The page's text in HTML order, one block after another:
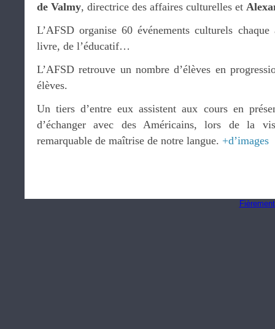
de Valmy, directrice des affaires culturelles et
L’AFSD organise 60 événements culturels
livre, de l’éducatif…
L’AFSD retrouve un nombre d’élèves en
élèves.
Un tiers d’entre eux assistent aux cours en
d’échanger avec des Américains, lors de la
remarquable de maîtrise de notre langue. +d’images